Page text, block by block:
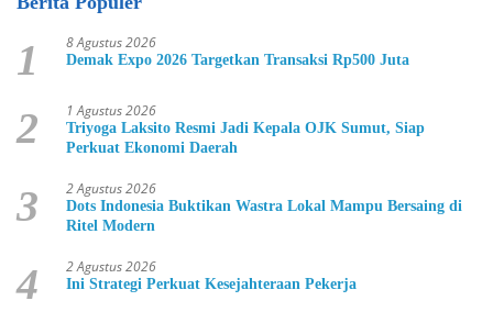
1 8 Agustus 2026
Demak Expo 2026 Targetkan Transaksi Rp500 Juta
2 1 Agustus 2026
Triyoga Laksito Resmi Jadi Kepala OJK Sumut, Siap
Perkuat Ekonomi Daerah
3 2 Agustus 2026
Dots Indonesia Buktikan Wastra Lokal Mampu Bersaing di
Ritel Modern
4 2 Agustus 2026
Ini Strategi Perkuat Kesejahteraan Pekerja